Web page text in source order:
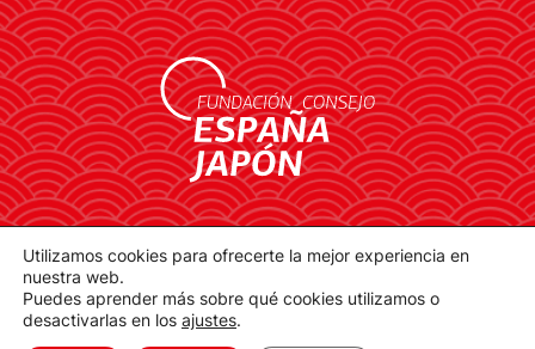
contacto@spainjapanfoundation.com
Plaza de la Provincia, 1. 28012 Madrid
Utilizamos cookies para ofrecerte la mejor experiencia en
nuestra web.
Puedes aprender más sobre qué cookies utilizamos o
desactivarlas en los ajustes.